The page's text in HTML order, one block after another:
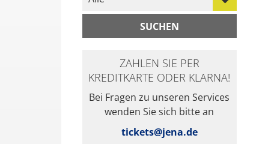
ZAHLEN SIE PER
KREDITKARTE ODER KLARNA!
Bei Fragen zu unseren Services
wenden Sie sich bitte an
tickets@jena.de